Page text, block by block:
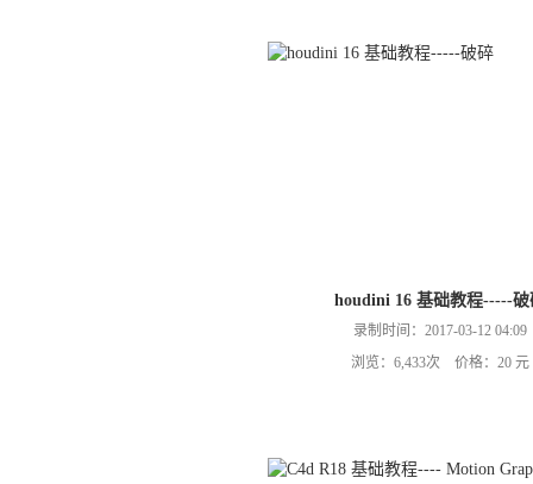
houdini 16 基础教程-----破
录制时间：2017-03-12 04:09
浏览：6,433次 价格：20 元